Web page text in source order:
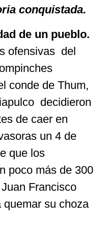
conquistada.
de un pueblo.
ofensivas del
conde de Thum,
decidieron
de caer en
un 4 de
que los
poco más de 300
Francisco
quemar su choza